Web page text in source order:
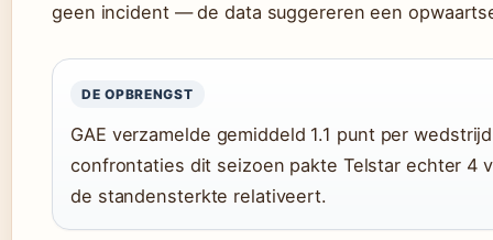
geen incident — de data suggereren een
DE OPBRENGST
GAE verzamelde gemiddeld 1.1 punt per
confrontaties dit seizoen pakte Telstar echter 4
de standensterkte relativeert.